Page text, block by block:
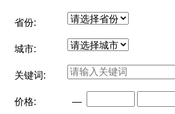
省份:
城市:
关键词:
价格: —